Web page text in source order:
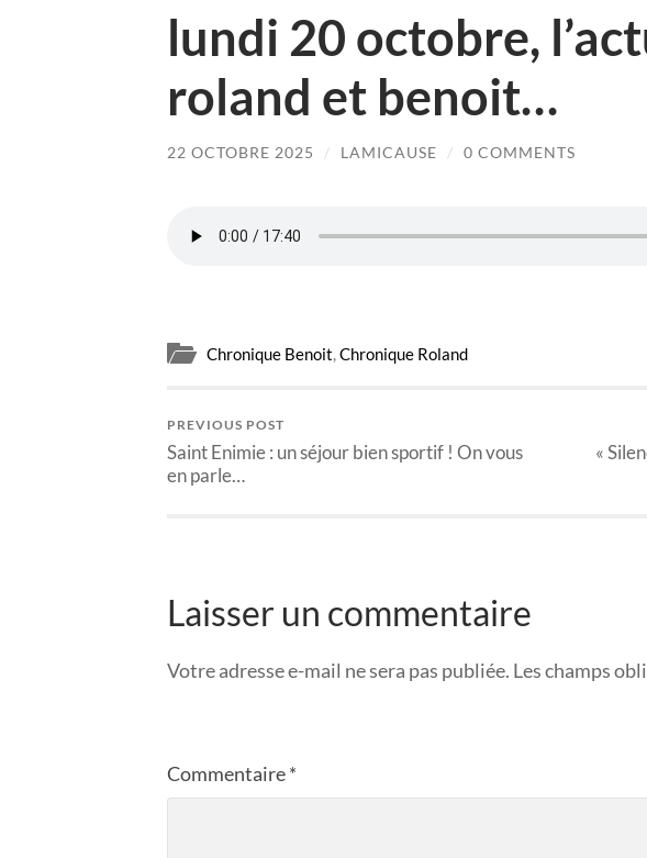
lundi 20 octobre,
roland et benoit…
22 OCTOBRE 2025 / LAMICAUSE / 0 COMMENTS
Chronique Benoit,Chronique Roland
PREVIOUS POST
Saint Enimie : un séjour bien sportif ! On vous
en parle…
«
Laisser un commentaire
Votre adresse e-mail ne sera pas publiée. Les champs
Commentaire*